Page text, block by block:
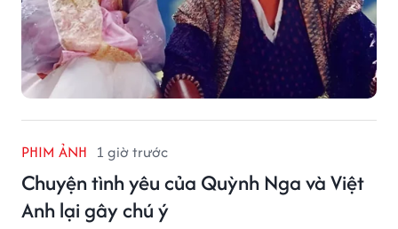
PHIM ẢNH 1 giờ trước
Chuyện tình yêu của Quỳnh Nga và Việt
Anh lại gây chú ý